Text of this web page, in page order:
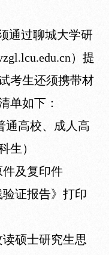
通过聊城大学研
）提
考生还须携带材
单如下：
通高校、成人高
生）
件及复印件
验证报告》打印
读硕士研究生思